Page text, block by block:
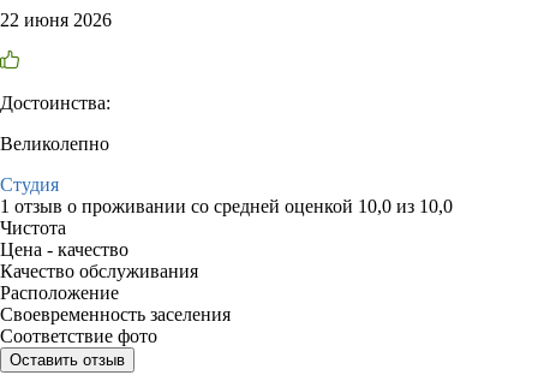
22 июня 2026
Достоинства:
Великолепно
Студия
1 отзыв о проживании со средней оценкой 10,0 из 10,0
Чистота
Цена - качество
Качество обслуживания
Расположение
Своевременность заселения
Соответствие фото
Оставить отзыв